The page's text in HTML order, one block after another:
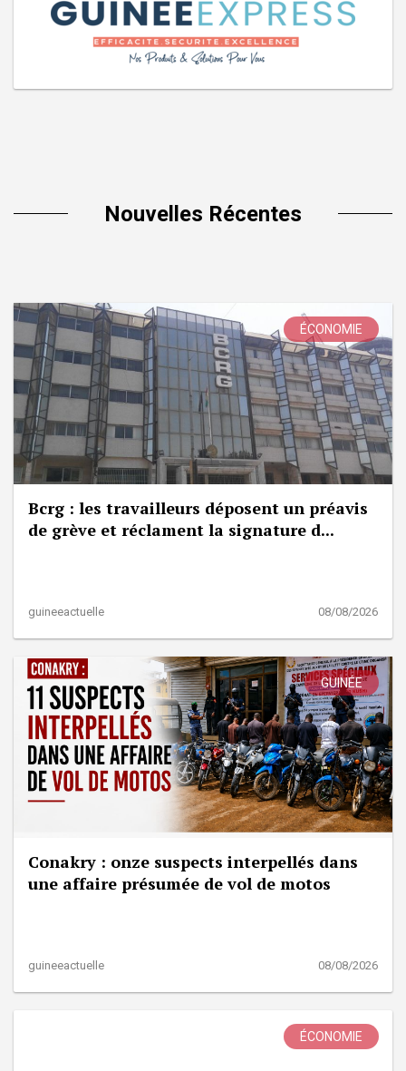
Nouvelles Récentes
ÉCONOMIE
Bcrg : les travailleurs déposent un préavis
de grève et réclament la signature d...
guineeactuelle 08/08/2026
GUINÉE
Conakry : onze suspects interpellés dans
une affaire présumée de vol de motos
guineeactuelle 08/08/2026
ÉCONOMIE